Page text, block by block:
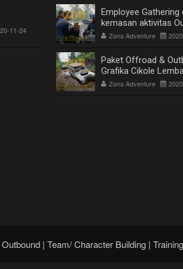
11-24
Employee Gathering
kemasan aktivitas
di Lembang Bandung
Zona Adventure
Paket Offroad &
Grafika Cikole
Bandung
Zona Adventure
| Team/ Character Building | Training